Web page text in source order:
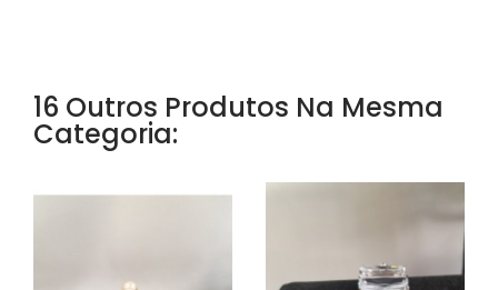
16 Outros Produtos Na Mesma
Categoria: